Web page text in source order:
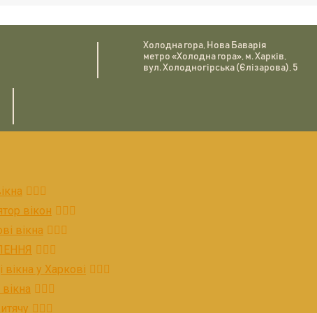
Холодна гора, Нова Баварія
метро «Холодна гора», м. Харків,
вул. Холодногірська (Єлізарова), 5
вікон
вікна
вікна у Харкові